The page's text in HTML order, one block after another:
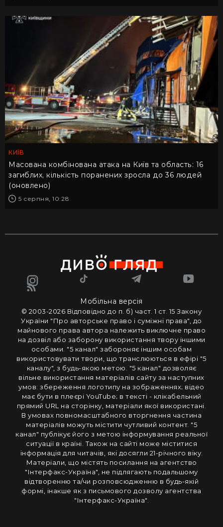
КИЇВ
Масована комбінована атака на Київ та область: 16
загиблих, кількість поранених зросла до 36 людей
(оновлено)
5 серпня, 10:28
Мобільна версія
© 2003-2026 Вiдповiдно до п. б) част. 1 ст. 15 Закону
України "Про авторське право i сумiжнi права", до
майнового права автора належить виключне право
на дозвiл або заборону використання твору iншими
особами. "5 канал" забороняє iншим особам
використовувати твори, що транслюються в ефipi "5
каналу", з будь-якою метою. "5 канал" дозволяє
вiльне використання матерiалiв сайту за наступних
умов: збереження логотипу на зображеннях; вiдео
має бути в плеєрі YouTube; в тексті - клікабельний
прямий URL на сторінку, матеріали якої використані.
В умовах повномасштабного вторгнення частина
матеріалів можуть містити чутливий контент. "5
канал" публікує його з метою інформування реальної
ситуації в країні. Також на сайті може міститися
інформація для читачів, які досягли 21-річного віку.
Матеріали, що містять посилання на агентство
"Інтерфакс-Україна", не підлягають подальшому
відтворенню та/чи розповсюдженню в будь-якій
формі, інакше як з письмового дозволу агентства
"Інтерфакс-Україна".